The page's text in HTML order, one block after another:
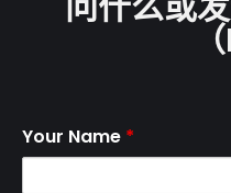
Your Name *